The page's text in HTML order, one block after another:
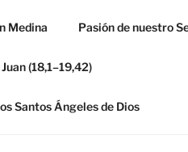
Medina Pasión de nuestro
(18,1–19,42)
Santos Ángeles de Dios